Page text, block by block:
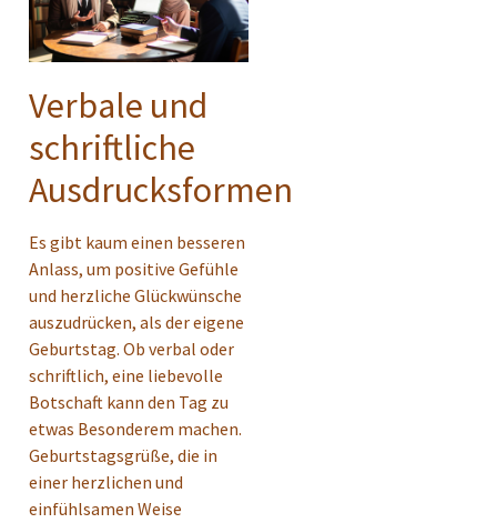
Verbale und
schriftliche
Ausdrucksformen
Es gibt kaum einen besseren
Anlass, um positive Gefühle
und herzliche Glückwünsche
auszudrücken, als der eigene
Geburtstag. Ob verbal oder
schriftlich, eine liebevolle
Botschaft kann den Tag zu
etwas Besonderem machen.
Geburtstagsgrüße, die in
einer herzlichen und
einfühlsamen Weise